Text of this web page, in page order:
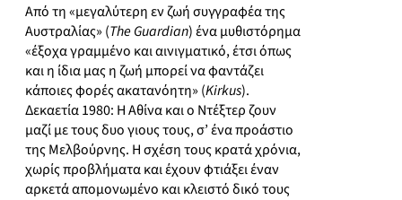
Από τη «μεγαλύτερη εν ζωή συγγραφέα της
Αυστραλίας» (The Guardian) ένα μυθιστόρημα
«έξοχα γραμμένο και αινιγματικό, έτσι όπως
και η ίδια μας η ζωή μπορεί να φαντάζει
κάποιες φορές ακατανόητη» (Kirkus).
Δεκαετία 1980: Η Αθίνα και ο Ντέξτερ ζουν
μαζί με τους δυο γιους τους, σ’ ένα προάστιο
της Μελβούρνης. Η σχέση τους κρατά χρόνια,
χωρίς προβλήματα και έχουν φτιάξει έναν
αρκετά απομονωμένο και κλειστό δικό τους